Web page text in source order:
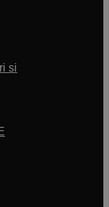
si